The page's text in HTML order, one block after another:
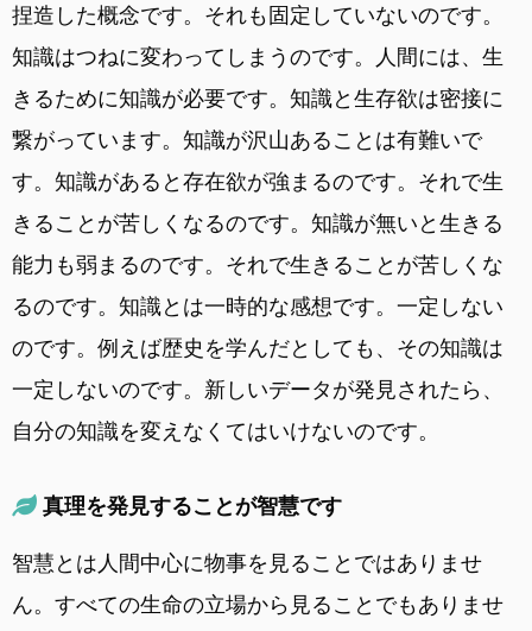
捏造した概念です。それも固定していないのです。
知識はつねに変わってしまうのです。人間には、生
きるために知識が必要です。知識と生存欲は密接に
繋がっています。知識が沢山あることは有難いで
す。知識があると存在欲が強まるのです。それで生
きることが苦しくなるのです。知識が無いと生きる
能力も弱まるのです。それで生きることが苦しくな
るのです。知識とは一時的な感想です。一定しない
のです。例えば歴史を学んだとしても、その知識は
一定しないのです。新しいデータが発見されたら、
自分の知識を変えなくてはいけないのです。
真理を発見することが智慧です
智慧とは人間中心に物事を見ることではありませ
ん。すべての生命の立場から見ることでもありませ